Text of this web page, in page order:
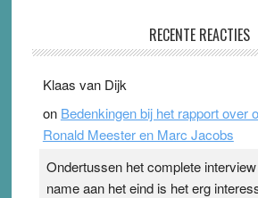
Ward van Beek
topsporters. Ze hopen ermee hun
terwijl ze meer zuurstof opnemen.
pleister geen effect. Maar het gevoel
Pleisterplakkers in de topspsort ›[...]
RECENTE REACTIES
Klaas van Dijk
on Bedenkingen bij het rapport over
Ronald Meester en Marc Jacobs
Ondertussen het complete
name aan het eind is het erg